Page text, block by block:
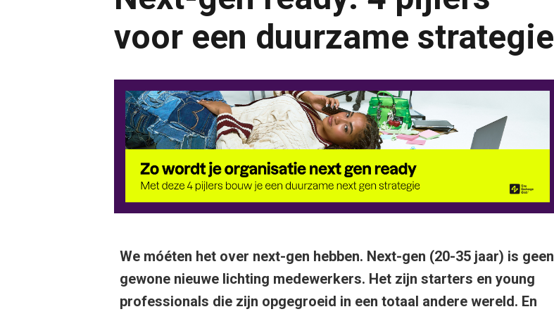
voor een duurzame strategie
We móéten het over next-gen hebben. Next-gen (20-35 jaar) is geen
gewone nieuwe lichting medewerkers. Het zijn starters en young
professionals die zijn opgegroeid in een totaal andere wereld. En